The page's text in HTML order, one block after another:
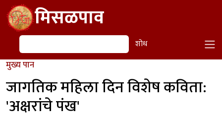
Skip to main contentमिसळपाव
शोध शोध
मुख्य पान
जागतिक महिला दिन विशेष कविता:
'अक्षरांचे पंख'